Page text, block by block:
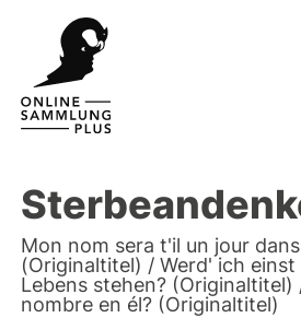
Mon nom sera t'il un jour
(Originaltitel) / Werd' ich einst
Lebens stehen? (Originaltitel)
nombre en él? (Originaltitel)